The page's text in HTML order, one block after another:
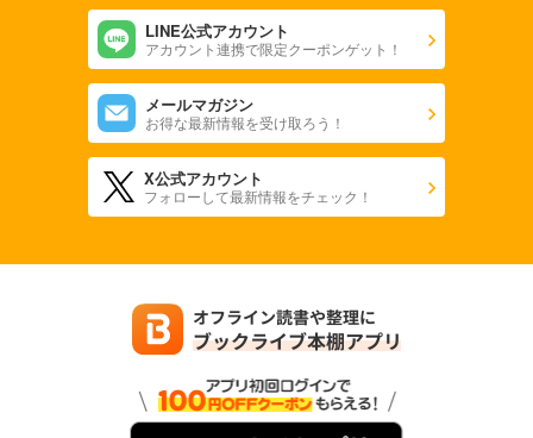
LINE公式アカウント
アカウント連携で限定クーポンゲット！
メールマガジン
お得な最新情報を受け取ろう！
X公式アカウント
フォローして最新情報をチェック！